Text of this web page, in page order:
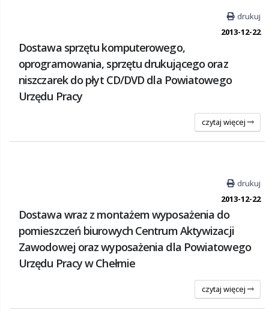
drukuj
2013-12-22
Dostawa sprzętu komputerowego,
oprogramowania, sprzętu drukującego oraz
niszczarek do płyt CD/DVD dla Powiatowego
Urzędu Pracy
czytaj więcej
drukuj
2013-12-22
Dostawa wraz z montażem wyposażenia do
pomieszczeń biurowych Centrum Aktywizacji
Zawodowej oraz wyposażenia dla Powiatowego
Urzędu Pracy w Chełmie
czytaj więcej